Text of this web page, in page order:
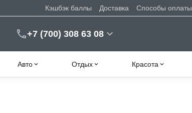
Кэшбэк баллы Доставка Способы оплаты
+7 (700) 308 63 08
Авто Отдых Красота